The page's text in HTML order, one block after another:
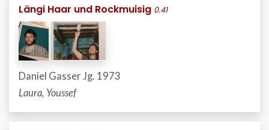
Längi Haar und Rockmuisig 0.41
Daniel Gasser Jg. 1973
Laura, Youssef